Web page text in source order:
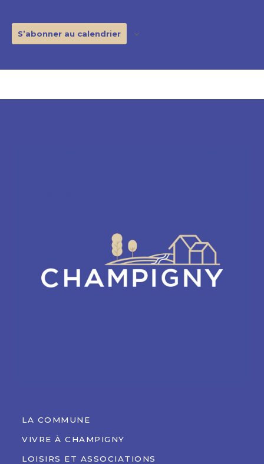
S’abonner au calendrier
LA COMMUNE
VIVRE À CHAMPIGNY
LOISIRS ET ASSOCIATIONS